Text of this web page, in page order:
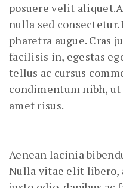
posuere velit
nulla sed
pharetra augue. Cras
facilisis in, egestas
tellus ac cursus
condimentum nibh,
amet risus.
Aenean lacinia
Nulla vitae elit libero,